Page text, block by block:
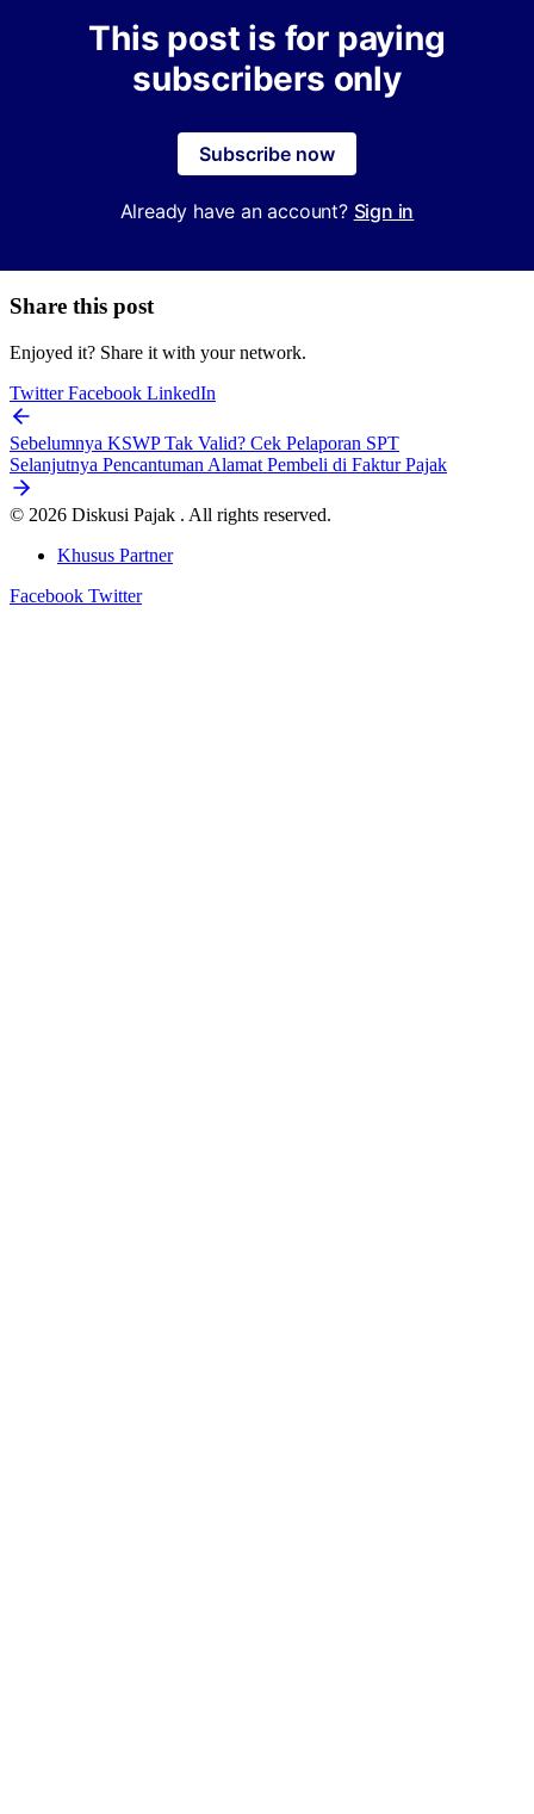
This post is for paying
subscribers only
Subscribe now
Already have an account? Sign in
Share this post
Enjoyed it? Share it with your network.
TwitterFacebook LinkedIn
Sebelumnya KSWP Tak Valid? Cek Pelaporan SPT
Selanjutnya Pencantuman Alamat Pembeli di Faktur Pajak
© 2026 Diskusi Pajak . All rights reserved.
Khusus Partner
Facebook Twitter